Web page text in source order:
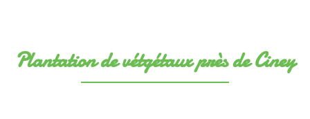
Plantation de vétgétaux près de Ciney